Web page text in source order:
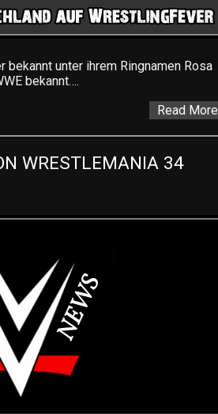
unter ihrem Ringnamen Rosa
bekannt….
Read More
WRESTLEMANIA 34